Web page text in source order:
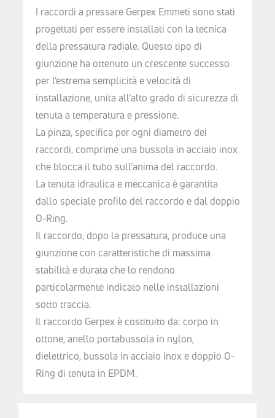
I raccordi a pressare Gerpex Emmeti sono stati
progettati per essere installati con la tecnica
della pressatura radiale. Questo tipo di
giunzione ha ottenuto un crescente successo
per l’estrema semplicità e velocità di
installazione, unita all’alto grado di sicurezza di
tenuta a temperatura e pressione.
La pinza, specifica per ogni diametro dei
raccordi, comprime una bussola in acciaio inox
che blocca il tubo sull’anima del raccordo.
La tenuta idraulica e meccanica è garantita
dallo speciale profilo del raccordo e dal doppio
O-Ring.
Il raccordo, dopo la pressatura, produce una
giunzione con caratteristiche di massima
stabilità e durata che lo rendono
particolarmente indicato nelle installazioni
sotto traccia.
Il raccordo Gerpex è costituito da: corpo in
ottone, anello portabussola in nylon,
dielettrico, bussola in acciaio inox e doppio O-
Ring di tenuta in EPDM.